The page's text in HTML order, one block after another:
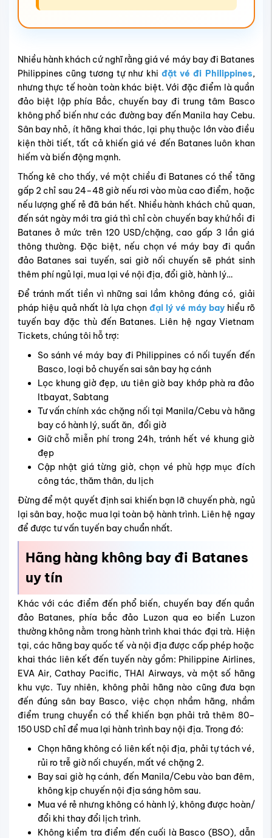
Nhiều hành khách cứ nghĩ rằng giá vé máy bay đi Batanes
Philippines cũng tương tự như khi đặt vé đi Philippines,
nhưng thực tế hoàn toàn khác biệt. Với đặc điểm là quần
đảo biệt lập phía Bắc, chuyến bay đi trung tâm Basco
không phổ biến như các đường bay đến Manila hay Cebu.
Sân bay nhỏ, ít hãng khai thác, lại phụ thuộc lớn vào điều
kiện thời tiết, tất cả khiến giá vé đến Batanes luôn khan
hiếm và biến động mạnh.
Thống kê cho thấy, vé một chiều đi Batanes có thể tăng
gấp 2 chỉ sau 24–48 giờ nếu rơi vào mùa cao điểm, hoặc
nếu lượng ghế rẻ đã bán hết. Nhiều hành khách chủ quan,
đến sát ngày mới tra giá thì chỉ còn chuyến bay khứ hồi đi
Batanes ở mức trên 120 USD/chặng, cao gấp 3 lần giá
thông thường.Đặc biệt, nếu chọn vé máy bay đi quần
đảo Batanes sai tuyến, sai giờ nối chuyến sẽ phát sinh
thêm phí ngủ lại, mua lại vé nội địa, đổi giờ, hành lý…
Để tránh mất tiền vì những sai lầm không đáng có, giải
pháp hiệu quả nhất là lựa chọn đại lý vé máy bayhiểu rõ
tuyến bay đặc thù đến Batanes. Liên hệ ngay Vietnam
Tickets, chúng tôi hỗ trợ:
So sánh vé máy bay đi Philippines có nối tuyến đến
Basco, loại bỏ chuyến sai sân bay hạ cánh
Lọc khung giờ đẹp, ưu tiên giờ bay khớp phà ra đảo
Itbayat, Sabtang
Tư vấn chính xác chặng nối tại Manila/Cebu và hãng
bay có hành lý, suất ăn, đổi giờ
Giữ chỗ miễn phí trong 24h, tránh hết vé khung giờ
đẹp
Cập nhật giá từng giờ, chọn vé phù hợp mục đích
công tác, thăm thân, du lịch
Đừng để một quyết định sai khiến bạn lỡ chuyến phà, ngủ
lại sân bay, hoặc mua lại toàn bộ hành trình. Liên hệ ngay
để được tư vấn tuyến bay chuẩn nhất.
Hãng hàng không bay đi Batanes
uy tín
Khác với các điểm đến phổ biến, chuyến bay đến quần
đảo Batanes, phía bắc đảo Luzon qua eo biển Luzon
thường không nằm trong hành trình khai thác đại trà. Hiện
tại, các hãng bay quốc tế và nội địa được cấp phép hoặc
khai thác liên kết đến tuyến này gồm: Philippine Airlines,
EVA Air, Cathay Pacific, THAI Airways, và một số hãng
khu vực. Tuy nhiên, không phải hãng nào cũng đưa bạn
đến đúng sân bay Basco, việc chọn nhầm hãng, nhầm
điểm trung chuyển có thể khiến bạn phải trả thêm 80–
150 USD chỉ để mua lại hành trình bay nội địa. Trong đó:
Chọn hãng không có liên kết nội địa, phải tự tách vé,
rủi ro trễ giờ nối chuyến, mất vé chặng 2.
Bay sai giờ hạ cánh, đến Manila/Cebu vào ban đêm,
không kịp chuyến nội địa sáng hôm sau.
Mua vé rẻ nhưng không có hành lý, không được hoàn/
đổi khi thay đổi lịch trình.
Không kiểm tra điểm đến cuối là Basco (BSO), dẫn